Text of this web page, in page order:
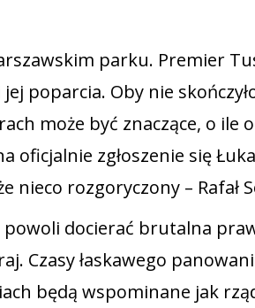
parku. Premier
poparcia. Oby nie
może być znaczące, o ile
oficjalnie zgłoszenie się
nieco rozgoryczony – Rafał
docierać brutalna
Czasy łaskawego
będą wspominane jak